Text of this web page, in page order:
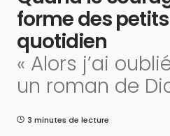
forme des
quotidien
« Alors j’ai
un roman de
3 minutes de lecture